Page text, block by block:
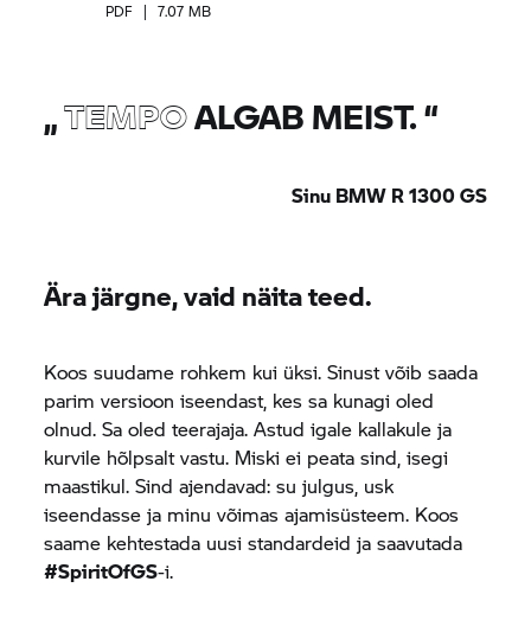
PDF | 7.07 MB
„TEMPOALGAB MEIST.“
Sinu BMW R 1300 GS
Ära järgne, vaid näita teed.
Koos suudame rohkem kui üksi. Sinust võib saada
parim versioon iseendast, kes sa kunagi oled
olnud. Sa oled teerajaja. Astud igale kallakule ja
kurvile hõlpsalt vastu. Miski ei peata sind, isegi
maastikul. Sind ajendavad: su julgus, usk
iseendasse ja minu võimas ajamisüsteem. Koos
saame kehtestada uusi standardeid ja saavutada
#SpiritOfGS-i.